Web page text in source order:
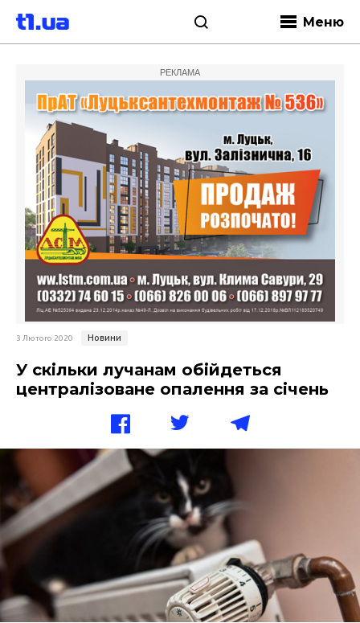
Меню
РЕКЛАМА
3 Лютого 2020 Новини
У скільки лучанам обійдеться
централізоване опалення за січень